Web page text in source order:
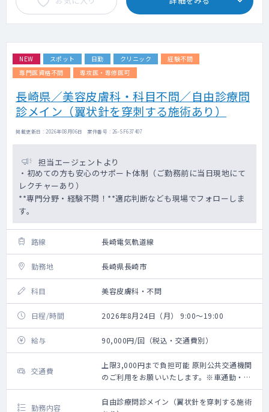
NEW スポット 日勤 クリニック
経験不問
専門医資格不問
専攻医・専修医可
長崎県／美容皮膚科・科目不問／自由診療問
診メイン（翼状針を穿刺する施術あり）
掲載更新日 : 2026年08月06日 案件番号 : 26-SF637407
担当エージェントより
・初めての方も安心のサポート体制（ご勤務前に当日現地にて
レクチャーあり）
**専門分野・経験不問！**適応判断なども現場でフォローしま
す。
路線 長崎電気軌道線
勤務地 長崎県長崎市
科目 美容皮膚科・不問
日程/時間 2026年8月24日（月） 9:00～19:00
給与 90,000円/回（税込・交通費別）
交通費
上限3,000円まで負担可能 原則公共交通機関
のご利用をお願いいたします。※車通勤・タ
クシー利用要相談
勤務内容
自由診療問診メイン（翼状針を穿刺する施術